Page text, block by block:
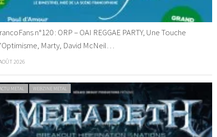
n°120 : ORP – OAI REGGAE PARTY, Une Touche
Marty, David McNeil…
2026
METAL WEBZINE METAL